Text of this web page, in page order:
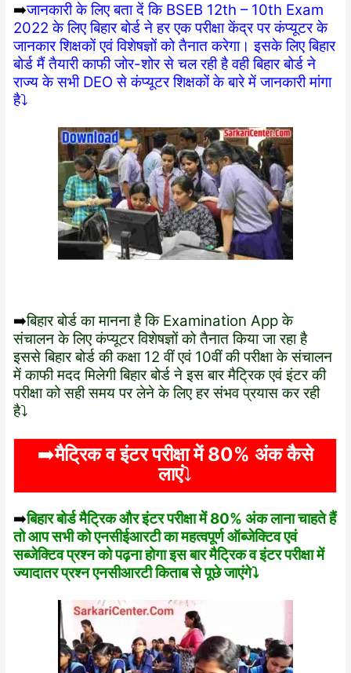
➡️जानकारी के लिए बता दें कि BSEB 12th – 10th Exam
2022 के लिए बिहार बोर्ड ने हर एक परीक्षा केंद्र पर कंप्यूटर के
जानकार शिक्षकों एवं विशेषज्ञों को तैनात करेगा। इसके लिए बिहार
बोर्ड मैं तैयारी काफी जोर-शोर से चल रही है वही बिहार बोर्ड ने
राज्य के सभी DEO से कंप्यूटर शिक्षकों के बारे में जानकारी मांगा
है⤵️
➡️बिहार बोर्ड का मानना है कि Examination App के
संचालन के लिए कंप्यूटर विशेषज्ञों को तैनात किया जा रहा है
इससे बिहार बोर्ड की कक्षा 12 वीं एवं 10वीं की परीक्षा के संचालन
में काफी मदद मिलेगी बिहार बोर्ड ने इस बार मैट्रिक एवं इंटर की
परीक्षा को सही समय पर लेने के लिए हर संभव प्रयास कर रही
है⤵️
➡️मैट्रिक व इंटर परीक्षा में 80% अंक कैसे
लाएं⤵️
➡️बिहार बोर्ड मैट्रिक और इंटर परीक्षा में 80% अंक लाना चाहते हैं
तो आप सभी को एनसीईआरटी का महत्वपूर्ण ऑब्जेक्टिव एवं
सब्जेक्टिव प्रश्न को पढ़ना होगा इस बार मैट्रिक व इंटर परीक्षा में
ज्यादातर प्रश्न एनसीआरटी किताब से पूछे जाएंगे⤵️